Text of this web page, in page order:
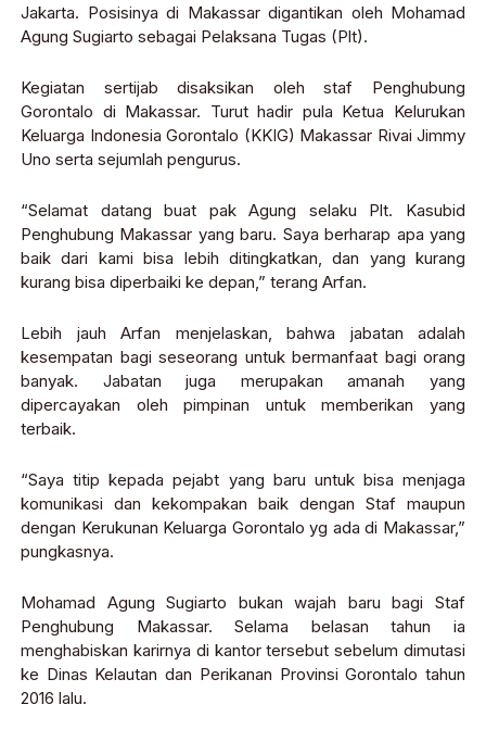
Jakarta. Posisinya di Makassar digantikan oleh Mohamad
Agung Sugiarto sebagai Pelaksana Tugas (Plt).
Kegiatan sertijab disaksikan oleh staf Penghubung
Gorontalo di Makassar. Turut hadir pula Ketua Kelurukan
Keluarga Indonesia Gorontalo (KKIG) Makassar Rivai Jimmy
Uno serta sejumlah pengurus.
“Selamat datang buat pak Agung selaku Plt. Kasubid
Penghubung Makassar yang baru. Saya berharap apa yang
baik dari kami bisa lebih ditingkatkan, dan yang kurang
kurang bisa diperbaiki ke depan,” terang Arfan.
Lebih jauh Arfan menjelaskan, bahwa jabatan adalah
kesempatan bagi seseorang untuk bermanfaat bagi orang
banyak. Jabatan juga merupakan amanah yang
dipercayakan oleh pimpinan untuk memberikan yang
terbaik.
“Saya titip kepada pejabt yang baru untuk bisa menjaga
komunikasi dan kekompakan baik dengan Staf maupun
dengan Kerukunan Keluarga Gorontalo yg ada di Makassar,”
pungkasnya.
Mohamad Agung Sugiarto bukan wajah baru bagi Staf
Penghubung Makassar. Selama belasan tahun ia
menghabiskan karirnya di kantor tersebut sebelum dimutasi
ke Dinas Kelautan dan Perikanan Provinsi Gorontalo tahun
2016 lalu.